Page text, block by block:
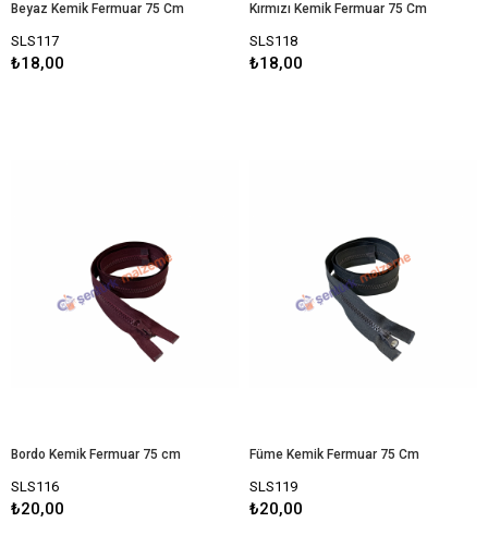
Beyaz Kemik Fermuar 75 Cm
SLS117
₺18,00
Kırmızı Kemik Fermuar 75 Cm
SLS118
₺18,00
Bordo Kemik Fermuar 75 cm
SLS116
₺20,00
Füme Kemik Fermuar 75 Cm
SLS119
₺20,00